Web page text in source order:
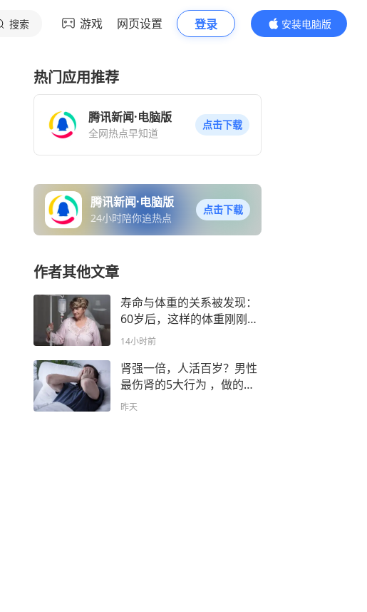
搜索 游戏 网页设置 登录
安装电脑版
内容更精彩
热门应用推荐
腾讯新闻·电脑版
全网热点早知道
点击下载
腾讯新闻·电脑版
24小时陪你追热点
点击下载
作者其他文章
寿命与体重的关系被发现：
60岁后，这样的体重刚刚
好，你达标没？
14小时前
肾强一倍，人活百岁？男性
最伤肾的5大行为 ，做的越
多肾功能越差
昨天